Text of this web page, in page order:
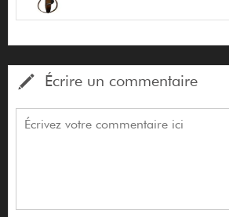
Écrire un commentaire